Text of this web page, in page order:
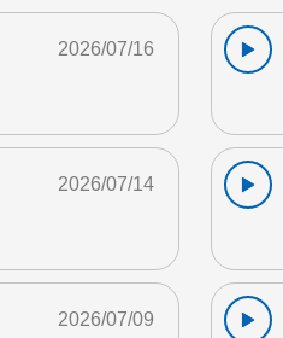
2026/07/16
2026/07/14
2026/07/09